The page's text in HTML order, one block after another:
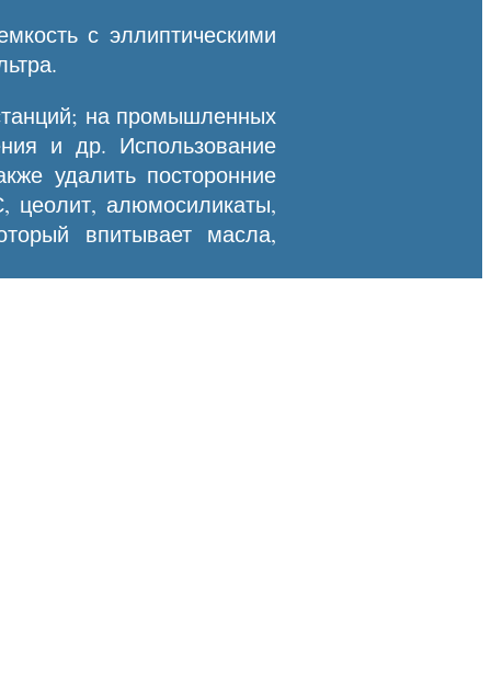
с эллиптическими
на промышленных
и др. Использование
удалить посторонние
цеолит, алюмосиликаты,
впитывает масла,